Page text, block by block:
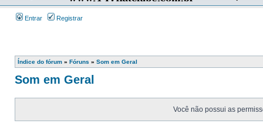
Entrar Registrar
Índice do fórum » Fóruns » Som em Geral
Som em Geral
Você não possui as